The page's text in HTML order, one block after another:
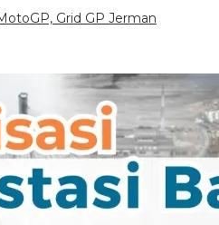
Grid GP Jerman